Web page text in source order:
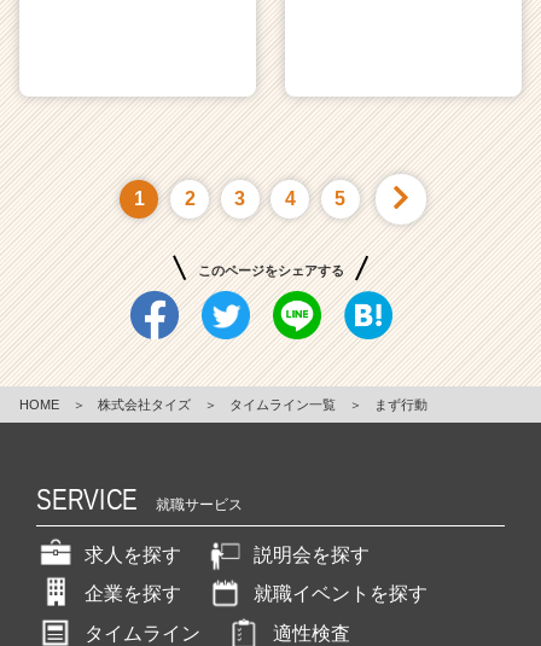
1 2 3 4 5
このページをシェアする
HOME ＞ 株式会社タイズ ＞ タイムライン一覧 ＞ まず行動
SERVICE 就職サービス
求人を探す
説明会を探す
企業を探す
就職イベントを探す
タイムライン
適性検査